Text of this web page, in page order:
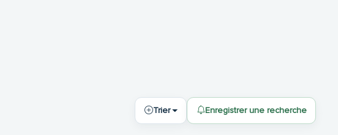
Trier Enregistrer une recherche